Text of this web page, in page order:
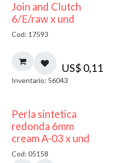
Join and Clutch
6/E/raw x und
Cod: 17593
US$ 0,11
Inventario: 56043
Perla sintetica
redonda 6mm
cream A-03 x und
Cod: 05158